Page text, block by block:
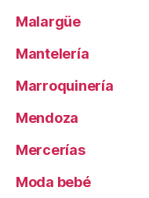
Malargüe
Mantelería
Marroquinería
Mendoza
Mercerías
Moda bebé